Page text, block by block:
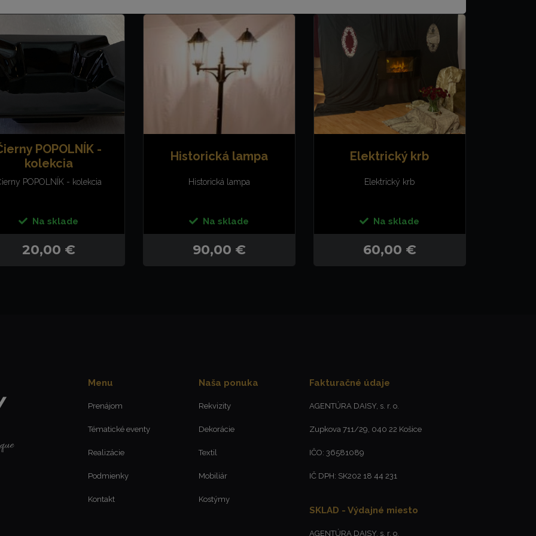
POPOLNÍK -
kolekcia
POPOLNÍK - kolekcia
Na sklade
20,00 €
Historická lampa
Historická lampa
Na sklade
90,00 €
Elektrický krb
Elektrický krb
Na sklade
60,00 €
Menu
Prenájom
Tématické eventy
Realizácie
Podmienky
Kontakt
Naša ponuka
Rekvizity
Dekorácie
Textil
Mobiliár
Kostýmy
Fakturačné údaje
AGENTÚRA DAISY, s. r. o.
Zupkova 711/29, 040 22 Košice
IČO: 36581089
IČ DPH: SK202 18 44 231
SKLAD - Výdajné miesto
AGENTÚRA DAISY, s. r. o.